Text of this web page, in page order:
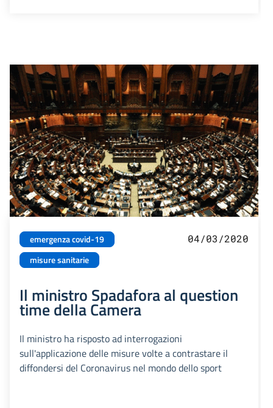
emergenza covid-19
misure sanitarie
04/03/2020
Il ministro Spadafora al question
time della Camera
Il ministro ha risposto ad interrogazioni
sull'applicazione delle misure volte a contrastare il
diffondersi del Coronavirus nel mondo dello sport